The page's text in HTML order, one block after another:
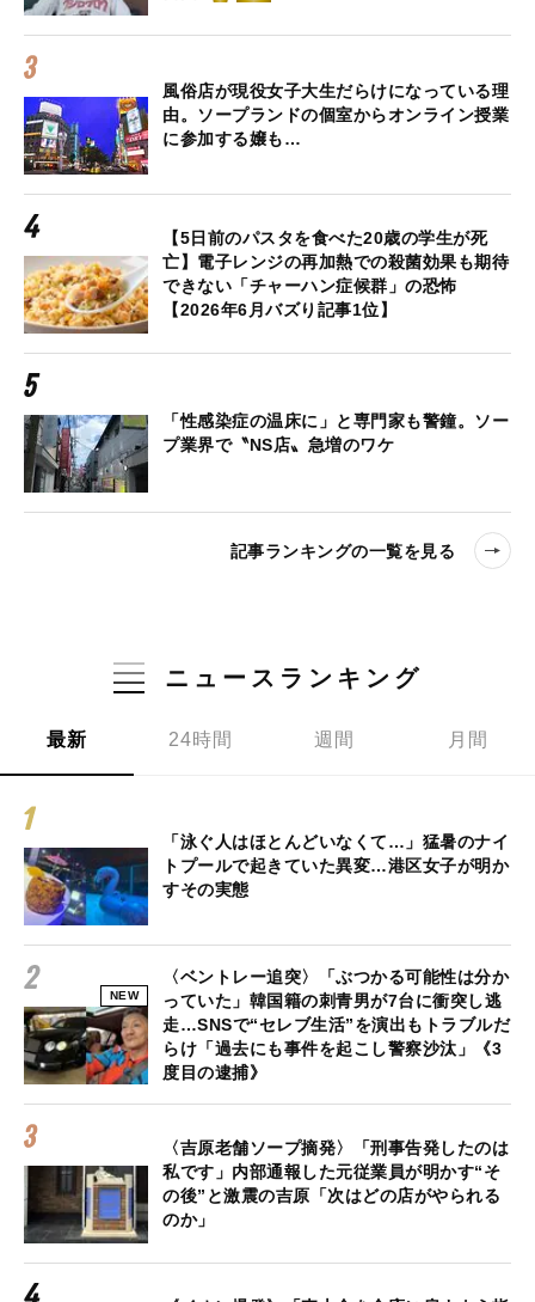
風俗店が現役女子大生だらけになっている理
由。ソープランドの個室からオンライン授業
に参加する嬢も…
【5日前のパスタを食べた20歳の学生が死
亡】電子レンジの再加熱での殺菌効果も期待
できない「チャーハン症候群」の恐怖
【2026年6月バズり記事1位】
「性感染症の温床に」と専門家も警鐘。ソー
プ業界で〝NS店〟急増のワケ
記事ランキングの一覧を見る
ニュースランキング
最新 24時間 週間 月間
「泳ぐ人はほとんどいなくて…」猛暑のナイ
トプールで起きていた異変…港区女子が明か
すその実態
NEW
〈ベントレー追突〉「ぶつかる可能性は分か
っていた」韓国籍の刺青男が7台に衝突し逃
走…SNSで“セレブ生活”を演出もトラブルだ
らけ「過去にも事件を起こし警察沙汰」《3
度目の逮捕》
〈吉原老舗ソープ摘発〉「刑事告発したのは
私です」内部通報した元従業員が明かす“そ
の後”と激震の吉原「次はどの店がやられる
のか」